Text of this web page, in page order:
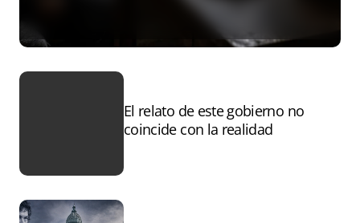
El relato de este gobierno no
coincide con la realidad